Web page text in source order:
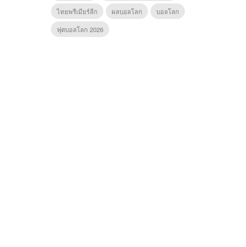
ไทยพรีเมียร์ลีก
ผลบอลโลก
บอลโลก
ฟุตบอลโลก 2026